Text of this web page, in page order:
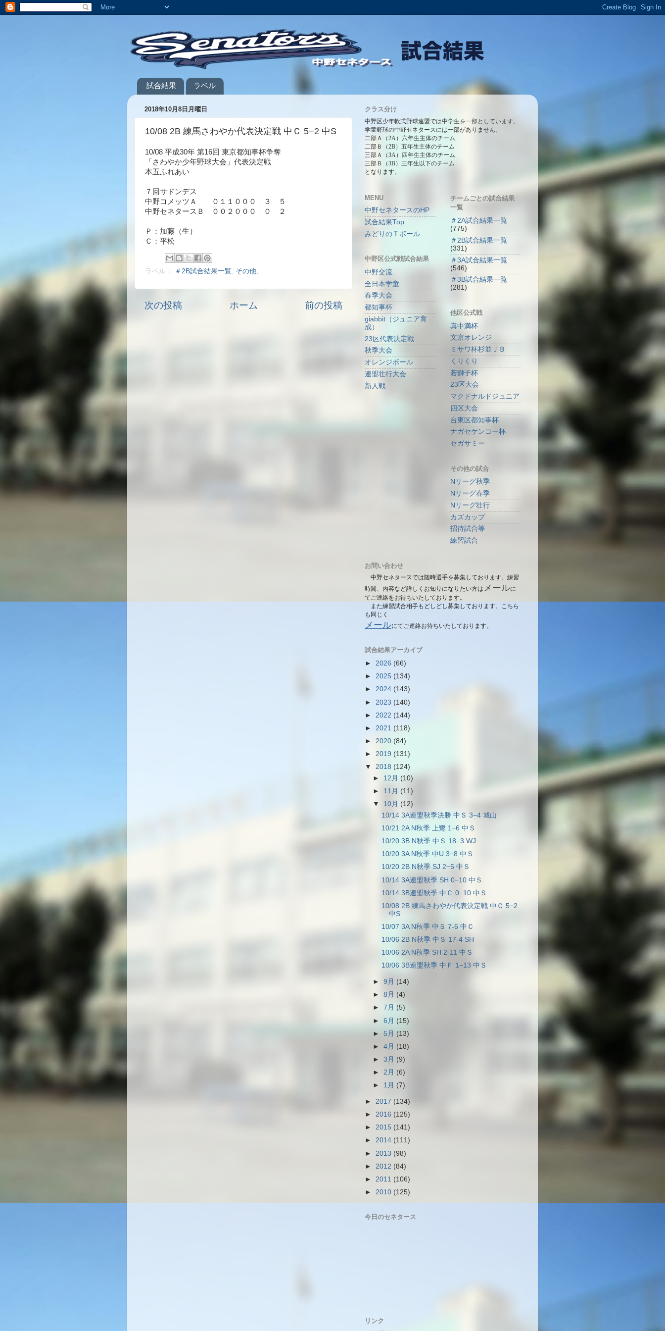
試合結果 ラベル
2018年10月8日月曜日
10/08 2B 練馬さわやか代表決定戦 中Ｃ 5−2 中S
10/08 平成30年 第16回 東京都知事杯争奪
「さわやか少年野球大会」代表決定戦
本五ふれあい
７回サドンデス
中野コメッツＡ ０１１０００｜３ ５
中野セネタースＢ ００２０００｜０ ２
Ｐ：加藤（生）
Ｃ：平松
ラベル： ＃2B試合結果一覧 その他、
次の投稿 前の投稿
ホーム
クラス分け
中野区少年軟式野球連盟では中学生を一部としています。
学童野球の中野セネタースには一部がありません。
二部Ａ（2A）六年生主体のチーム
二部Ｂ（2B）五年生主体のチーム
三部Ａ（3A）四年生主体のチーム
三部Ｂ（3B）三年生以下のチーム
となります。
MENU
中野セネタースのHP
試合結果Top
みどりのＴボール
中野区公式戦試合結果
中野交流
全日本学童
春季大会
都知事杯
giabbit（ジュニア育
成）
23区代表決定戦
秋季大会
オレンジボール
連盟壮行大会
新人戦
チームごとの試合結果
一覧
＃2A試合結果一覧
(775)
＃2B試合結果一覧
(331)
＃3A試合結果一覧
(546)
＃3B試合結果一覧
(281)
他区公式戦
真中満杯
文京オレンジ
ミサワ杯杉並ＪＢ
くりくり
若獅子杯
23区大会
マクドナルドジュニア
四区大会
台東区都知事杯
ナガセケンコー杯
セガサミー
その他の試合
Nリーグ秋季
Nリーグ春季
Nリーグ壮行
カズカップ
招待試合等
練習試合
お問い合わせ
中野セネタースでは随時選手を募集しております。練習
時間、内容など詳しくお知りになりたい方は メールに
てご連絡をお待ちいたしております。
また練習試合相手もどしどし募集しております。こちら
も同じく
メールにてご連絡お待ちいたしております。
試合結果アーカイブ
► 2026 (66)
► 2025 (134)
► 2024 (143)
► 2023 (140)
► 2022 (144)
► 2021 (118)
► 2020 (84)
► 2019 (131)
▼ 2018 (124)
► 12月(10)
► 11月 (11)
▼ 10月 (12)
10/14 3A連盟秋季決勝 中Ｓ 3−4 城山
10/21 2A N秋季 上鷺 1−6 中Ｓ
10/20 3B N秋季 中Ｓ 18−3 WJ
10/20 3A N秋季 中U 3−8 中Ｓ
10/20 2B N秋季 SJ 2−5 中Ｓ
10/14 3A連盟秋季 SH 0−10 中Ｓ
10/14 3B連盟秋季 中Ｃ 0−10 中Ｓ
10/08 2B 練馬さわやか代表決定戦 中Ｃ 5−2
中S
10/07 3A N秋季 中Ｓ 7-6 中Ｃ
10/06 2B N秋季 中Ｓ 17-4 SH
10/06 2A N秋季 SH 2-11 中Ｓ
10/06 3B連盟秋季 中Ｆ 1−13 中Ｓ
►9月 (14)
►8月 (4)
►7月 (5)
►6月 (15)
► 5月(13)
►4月 (18)
►3月 (9)
►2月 (6)
► 1月 (7)
► 2017 (134)
► 2016 (125)
► 2015 (141)
► 2014 (111)
► 2013 (98)
► 2012 (84)
► 2011 (106)
► 2010 (125)
今日のセネタース
リンク